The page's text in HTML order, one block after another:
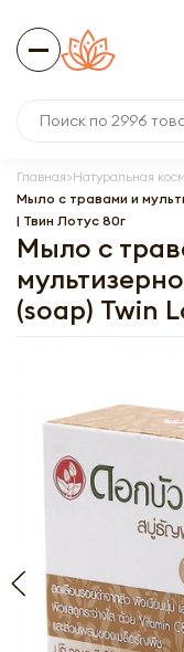
Главная Натуральная
Мыло с травами и
| Твин Лотус 80г
Мыло с
(soap) Twin